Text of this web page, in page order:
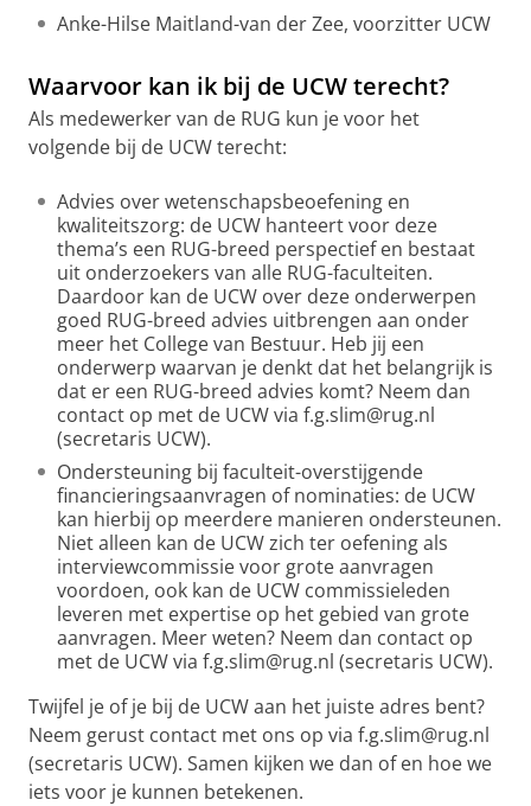
Anke-Hilse Maitland-van der Zee, voorzitter UCW
Waarvoor kan ik bij de UCW terecht?
Als medewerker van de RUG kun je voor het
volgende bij de UCW terecht:
Advies over wetenschapsbeoefening en
kwaliteitszorg: de UCW hanteert voor deze
thema’s een RUG-breed perspectief en bestaat
uit onderzoekers van alle RUG-faculteiten.
Daardoor kan de UCW over deze onderwerpen
goed RUG-breed advies uitbrengen aan onder
meer het College van Bestuur. Heb jij een
onderwerp waarvan je denkt dat het belangrijk is
dat er een RUG-breed advies komt? Neem dan
contact op met de UCW via f.g.slim@rug.nl
(secretaris UCW).
Ondersteuning bij faculteit-overstijgende
financieringsaanvragen of nominaties: de UCW
kan hierbij op meerdere manieren ondersteunen.
Niet alleen kan de UCW zich ter oefening als
interviewcommissie voor grote aanvragen
voordoen, ook kan de UCW commissieleden
leveren met expertise op het gebied van grote
aanvragen. Meer weten? Neem dan contact op
met de UCW via f.g.slim@rug.nl (secretaris UCW).
Twijfel je of je bij de UCW aan het juiste adres bent?
Neem gerust contact met ons op via f.g.slim@rug.nl
(secretaris UCW). Samen kijken we dan of en hoe we
iets voor je kunnen betekenen.